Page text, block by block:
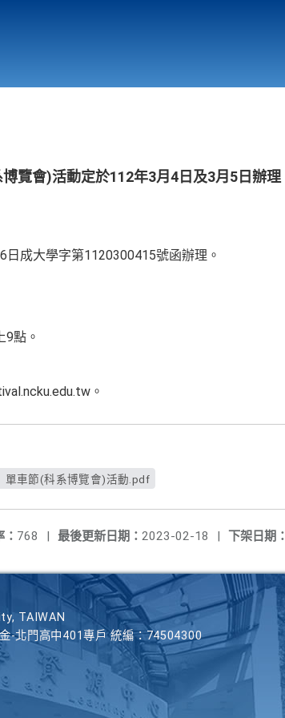
覽會)活動定於112年3月4日及3月5日辦理
成大學字第1120300415號函辦理。
9點。
。
單車節(科系博覽會)活動.pdf
下架日期：
最後更新日期： 2023-02-18 |
768 |
TAIWAN
-北門高中401專戶 統編：74504300